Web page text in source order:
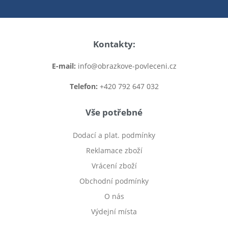
Kontakty:
E-mail: info@obrazkove-povleceni.cz
Telefon: +420 792 647 032
Vše potřebné
Dodací a plat. podmínky
Reklamace zboží
Vrácení zboží
Obchodní podmínky
O nás
Výdejní místa